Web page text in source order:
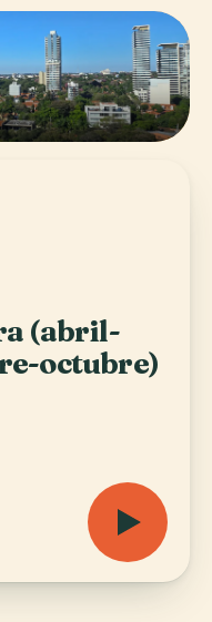
(abril-
octubre)